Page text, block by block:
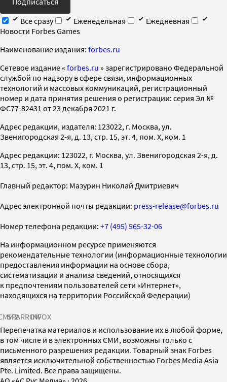
Все сразу
Еженедельная
Ежедневная
Новости Forbes Games
Наименование издания: forbes.ru
Cетевое издание « forbes.ru » зарегистрировано Федеральной
службой по надзору в сфере связи, информационных
технологий и массовых коммуникаций, регистрационный
номер и дата принятия решения о регистрации: серия Эл №
ФС77-82431 от 23 декабря 2021 г.
Адрес редакции, издателя: 123022, г. Москва, ул.
Звенигородская 2-я, д. 13, стр. 15, эт. 4, пом. X, ком. 1
Адрес редакции: 123022, г. Москва, ул. Звенигородская 2-я, д.
13, стр. 15, эт. 4, пом. X, ком. 1
Главный редактор: Мазурин Николай Дмитриевич
Адрес электронной почты редакции: press-release@forbes.ru
Номер телефона редакции: +7 (495) 565-32-06
На информационном ресурсе применяются
рекомендательные технологии (информационные технологии
предоставления информации на основе сбора,
систематизации и анализа сведений, относящихся
к предпочтениям пользователей сети «Интернет»,
находящихся на территории Российской Федерации)
SPARROWINFOX
Перепечатка материалов и использование их в любой форме,
в том числе и в электронных СМИ, возможны только с
письменного разрешения редакции. Товарный знак Forbes
является исключительной собственностью Forbes Media Asia
Pte. Limited. Все права защищены.